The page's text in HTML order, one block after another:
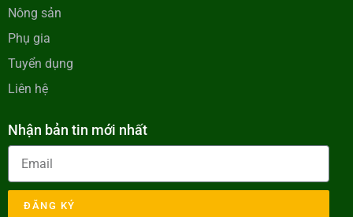
Nông sản
Phụ gia
Tuyển dụng
Liên hệ
Nhận bản tin mới nhất
ĐĂNG KÝ